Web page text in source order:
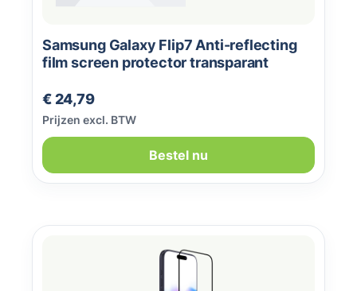
Samsung Galaxy Flip7 Anti-reflecting
film screen protector transparant
Normale prijs:
€ 24,79
Prijzen excl. BTW
Bestel nu